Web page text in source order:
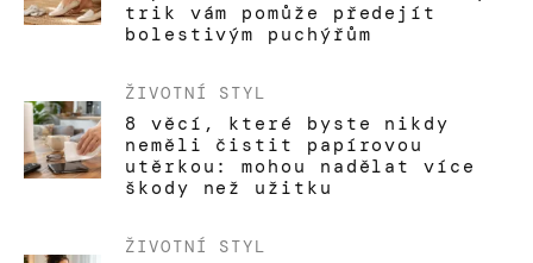
trik vám pomůže předejít
bolestivým puchýřům
ŽIVOTNÍ STYL
8 věcí, které byste nikdy
neměli čistit papírovou
utěrkou: mohou nadělat více
škody než užitku
ŽIVOTNÍ STYL